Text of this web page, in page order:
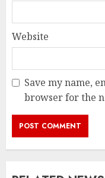
Website
Save my name,
browser for the